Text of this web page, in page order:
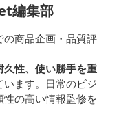
編集部
商品企画・品質評
性、使い勝手を重
います。日常のビジ
の高い情報監修を